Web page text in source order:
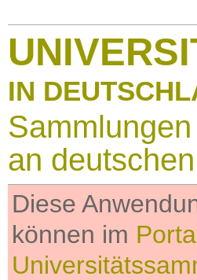
IN
an
Diese
können im